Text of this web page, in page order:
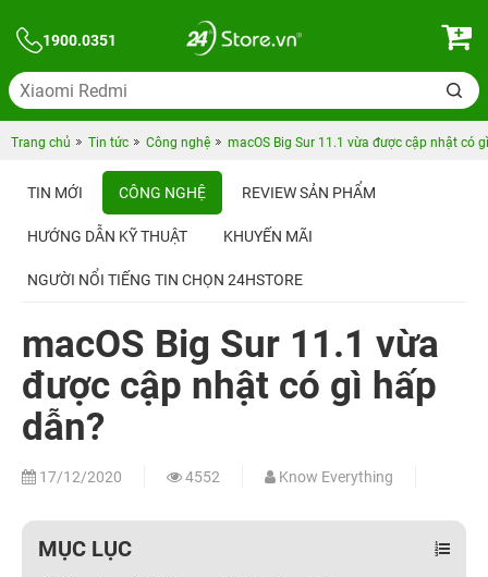
1900.0351
Trang chủ Tin tức Công nghệ macOS Big Sur 11.1 vừa được cập nhật có
TIN MỚI CÔNG NGHỆ REVIEW SẢN PHẨM
HƯỚNG DẪN KỸ THUẬT KHUYẾN MÃI
NGƯỜI NỔI TIẾNG TIN CHỌN 24HSTORE
macOS Big Sur 11.1 vừa
được cập nhật có gì hấp
dẫn?
17/12/2020 4552 Know Everything
MỤC LỤC